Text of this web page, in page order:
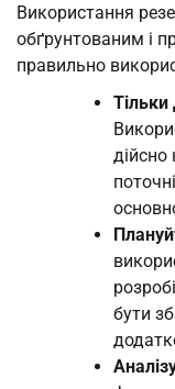
Використання
обґрунтованим і
правильно
Тільки
дійсно
бути